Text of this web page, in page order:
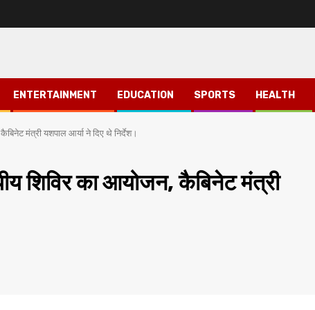
ENTERTAINMENT EDUCATION SPORTS HEALTH
मंत्री यशपाल आर्या ने दिए थे निर्देश।
शिविर का आयोजन, कैबिनेट मंत्री